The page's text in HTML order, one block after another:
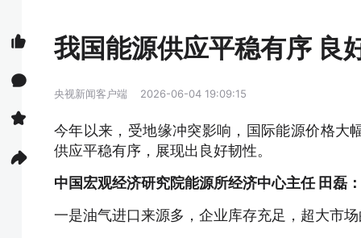
我国能源供应平稳有序 良
央视新闻客户端 2026-06-04 19:09:15
今年以来，受地缘冲突影响，国际能源价格大
供应平稳有序，展现出良好韧性。
中国宏观经济研究院能源所经济中心主任 田磊：
一是油气进口来源多，企业库存充足，超大市